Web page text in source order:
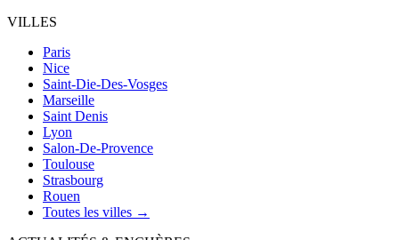
VILLES
Paris
Nice
Saint-Die-Des-Vosges
Marseille
Saint Denis
Lyon
Salon-De-Provence
Toulouse
Strasbourg
Rouen
Toutes les villes →